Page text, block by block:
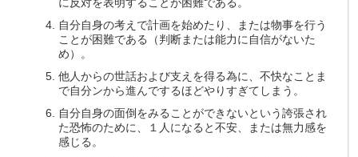
自分自身の考えで計画を始めたり、または物事を行う
ことが困難である（判断または能力に自信がないた
め）。
他人からの世話および支えを得る為に、不快なことま
で自分ンから進んでするほどやりすぎてしまう。
自分自身の面倒をみることができないという誇張され
た恐怖のために、１人になると不安、または無力感を
感じる。